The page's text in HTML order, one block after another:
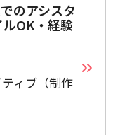
のアシスタ
OK・経験
ィブ（制作